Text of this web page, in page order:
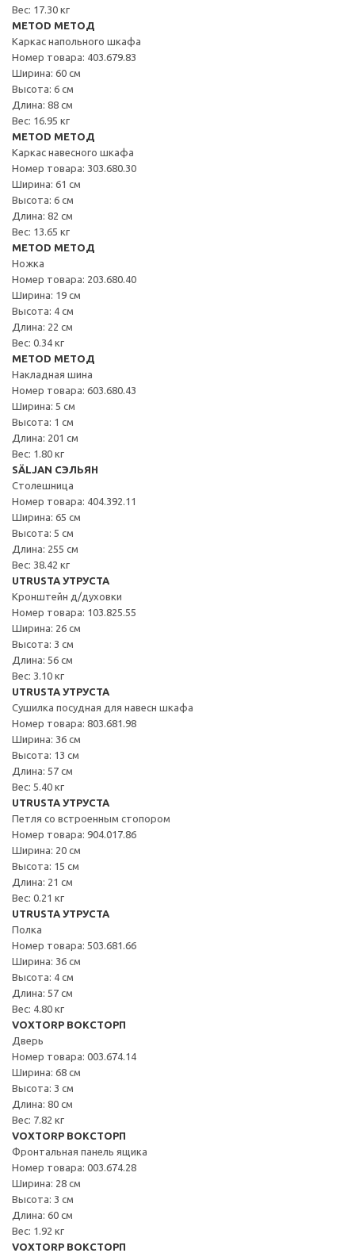
Вес: 17.30 кг
METOD МЕТОД
Каркас напольного шкафа
Номер товара: 403.679.83
Ширина: 60 см
Высота: 6 см
Длина: 88 см
Вес: 16.95 кг
METOD МЕТОД
Каркас навесного шкафа
Номер товара: 303.680.30
Ширина: 61 см
Высота: 6 см
Длина: 82 см
Вес: 13.65 кг
METOD МЕТОД
Ножка
Номер товара: 203.680.40
Ширина: 19 см
Высота: 4 см
Длина: 22 см
Вес: 0.34 кг
METOD МЕТОД
Накладная шина
Номер товара: 603.680.43
Ширина: 5 см
Высота: 1 см
Длина: 201 см
Вес: 1.80 кг
SÄLJAN СЭЛЬЯН
Столешница
Номер товара: 404.392.11
Ширина: 65 см
Высота: 5 см
Длина: 255 см
Вес: 38.42 кг
UTRUSTA УТРУСТА
Кронштейн д/духовки
Номер товара: 103.825.55
Ширина: 26 см
Высота: 3 см
Длина: 56 см
Вес: 3.10 кг
UTRUSTA УТРУСТА
Сушилка посудная для навесн шкафа
Номер товара: 803.681.98
Ширина: 36 см
Высота: 13 см
Длина: 57 см
Вес: 5.40 кг
UTRUSTA УТРУСТА
Петля со встроенным стопором
Номер товара: 904.017.86
Ширина: 20 см
Высота: 15 см
Длина: 21 см
Вес: 0.21 кг
UTRUSTA УТРУСТА
Полка
Номер товара: 503.681.66
Ширина: 36 см
Высота: 4 см
Длина: 57 см
Вес: 4.80 кг
VOXTORP ВОКСТОРП
Дверь
Номер товара: 003.674.14
Ширина: 68 см
Высота: 3 см
Длина: 80 см
Вес: 7.82 кг
VOXTORP ВОКСТОРП
Фронтальная панель ящика
Номер товара: 003.674.28
Ширина: 28 см
Высота: 3 см
Длина: 60 см
Вес: 1.92 кг
VOXTORP ВОКСТОРП